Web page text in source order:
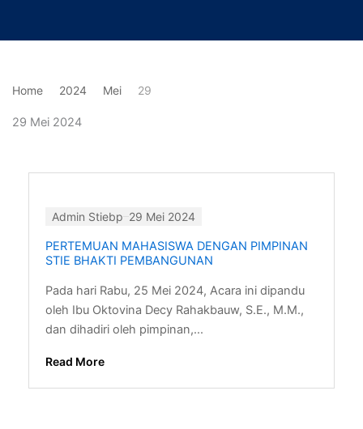
Home 2024 Mei 29
29 Mei 2024
Admin Stiebp 29 Mei 2024
PERTEMUAN MAHASISWA DENGAN PIMPINAN
STIE BHAKTI PEMBANGUNAN
Pada hari Rabu, 25 Mei 2024, Acara ini dipandu
oleh Ibu Oktovina Decy Rahakbauw, S.E., M.M.,
dan dihadiri oleh pimpinan,...
Read More